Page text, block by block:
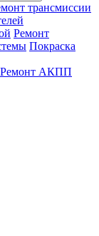
трансмиссии
Ремонт
Покраска
Ремонт АКПП